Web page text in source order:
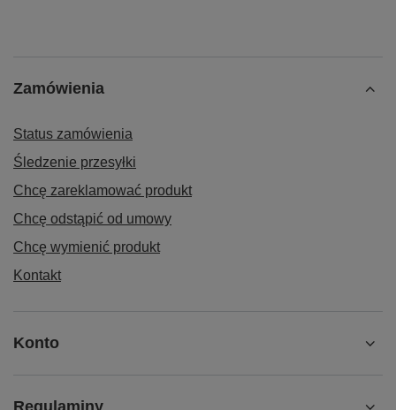
Zamówienia
Status zamówienia
Śledzenie przesyłki
Chcę zareklamować produkt
Chcę odstąpić od umowy
Chcę wymienić produkt
Kontakt
Konto